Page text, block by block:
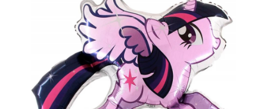
AKCESORIA IMPREZOWE
PODKŁADY /PRZEKŁADKI/WSPORNIKI/BANKETÓWKI
KOLEKCJE